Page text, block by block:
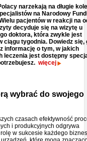
narzekają na długie
na Narodowy
pacjentów w reakcji na
decyduje się na wizytę u
doktora, która zwykle jest
ciągu tygodnia. Dowiedz się,
informację o tym, w jakich
leczenia jest dostępny
więcej
wybrać do swojego
czasach efektywność
i produkcyjnych odgrywa
w sukcesie każdego